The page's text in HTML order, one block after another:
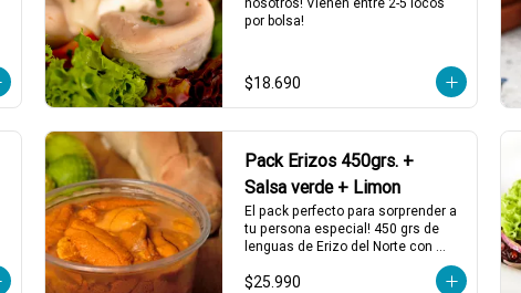
por bolsa!
$18.690
Pack Erizos 450grs. +
Salsa verde + Limon
El pack perfecto para sorprender a
tu persona especial! 450 grs de
lenguas de Erizo del Norte con
salsa verde y limón de pica, listos
para servir!
$25.990